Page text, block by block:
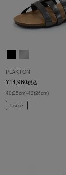
PLAKTON
¥14,960税込
40(25cm)-42(26cm)
Lsize